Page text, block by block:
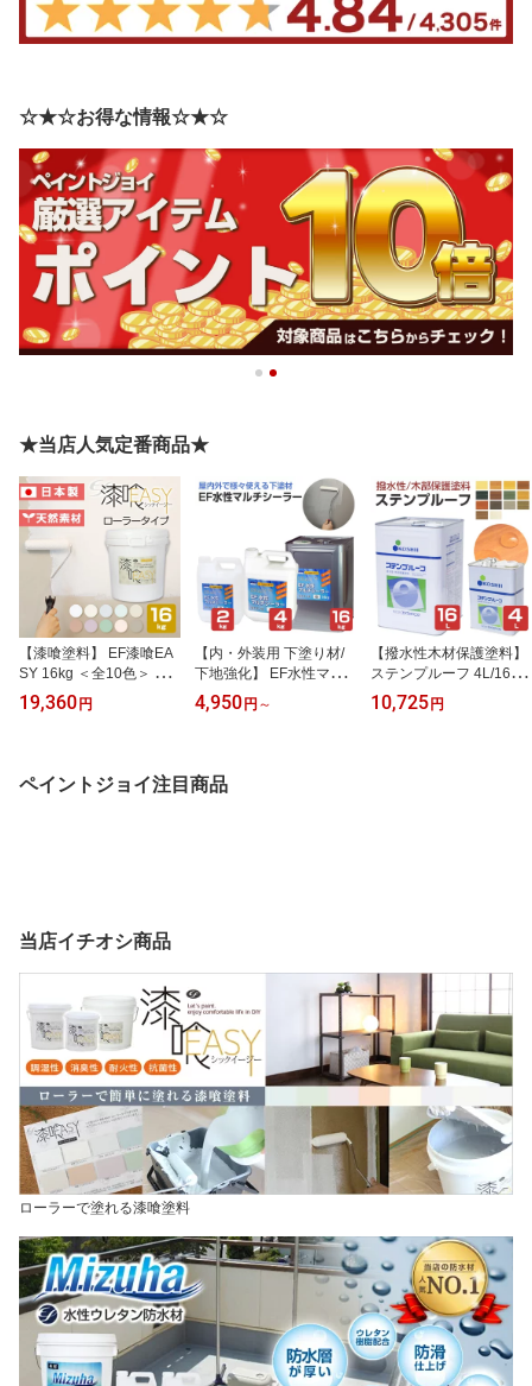
☆★☆お得な情報☆★☆
★当店人気定番商品★
【漆喰塗料】 EF漆喰EA
SY 16kg ＜全10色＞ ロ
ーラーで塗れる (水性 し
っくい 漆喰壁 日本製)
19,360円
【内・外装用 下塗り材/
下地強化】 EF水性マル
チシーラー 2kg/4kg/16kg
＜白＞ 内外装の様々な箇
砂壁 繊維壁)
4,950円 ～
【撥水性木材保護塗料】
ステンプルーフ 4L/16L
＜全14色＞ 撥水性があ
り木目を活かす仕上がり
10,725円
ペイントジョイ注目商品
当店イチオシ商品
ローラーで塗れる漆喰塗料